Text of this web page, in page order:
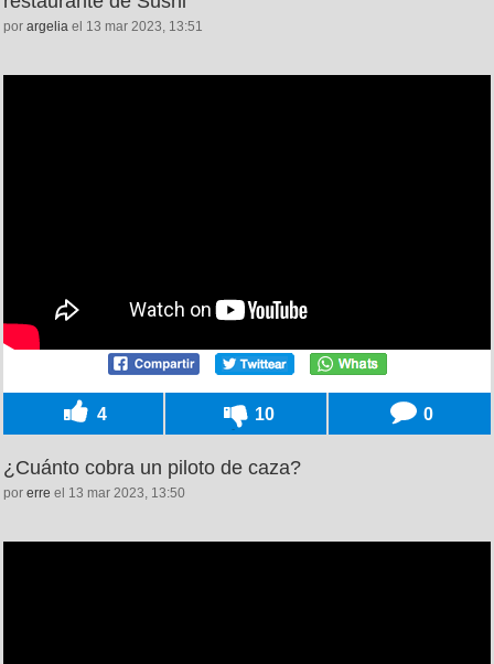
por argelia el 13 mar 2023, 13:51
4 10 0
¿Cuánto cobra un piloto de caza?
por erre el 13 mar 2023, 13:50